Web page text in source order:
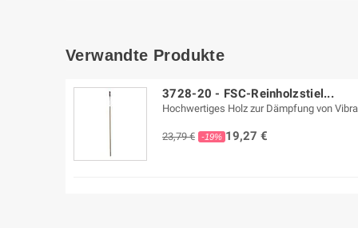
Verwandte Produkte
3728-20 - FSC-Reinholzstiel...
Hochwertiges Holz zur Dämpfung von
23,79 € -19% 19,27 €